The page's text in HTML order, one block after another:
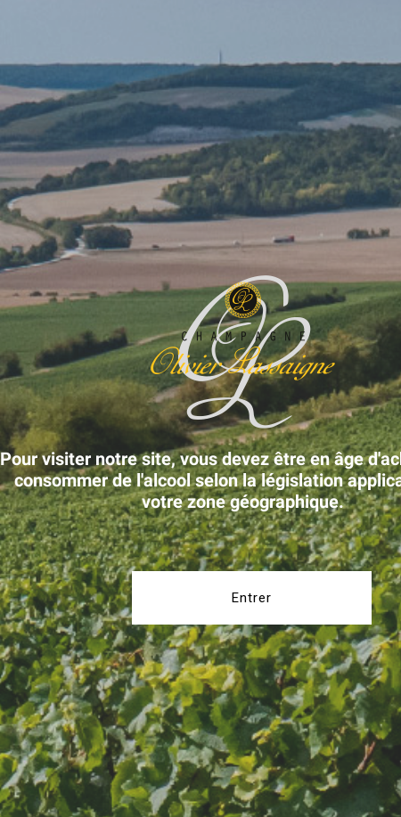
Pour visiter notre site, vous devez être en âge
consommer de l'alcool selon la législation
votre zone géographique.
Entrer